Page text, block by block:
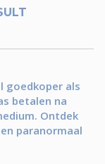
goedkoper als
betalen na
Ontdek
paranormaal